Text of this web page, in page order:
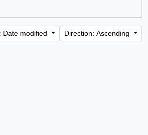
Date modified Direction: Ascending